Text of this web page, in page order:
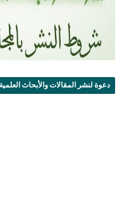
دعوة لنشر المقالات والأبحاث العلمية